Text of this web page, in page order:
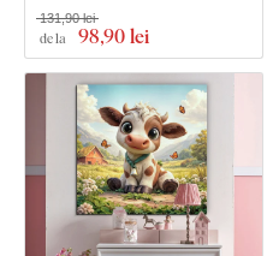
Ce este inclus în
Tablou de perete
Cârlig(e) montat(e) în
de la 98,90 lei
131,90 lei